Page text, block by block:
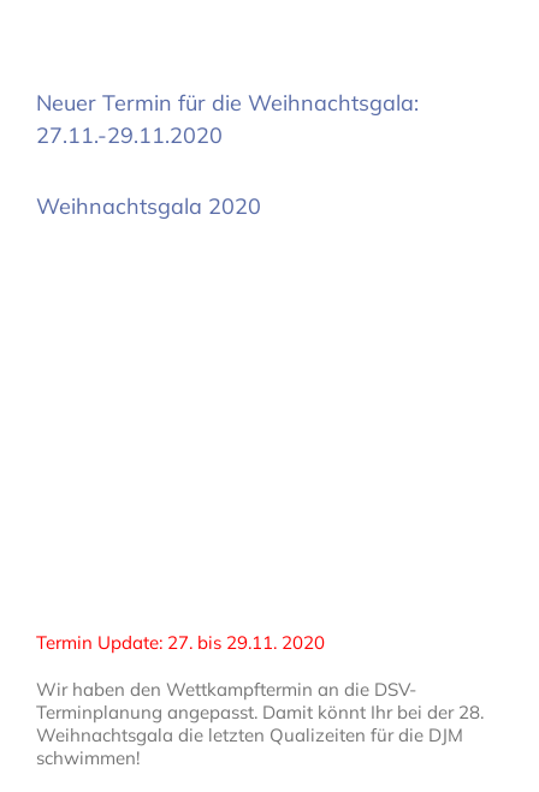
Neuer Termin für die Weihnachtsgala:
27.11.-29.11.2020
Weihnachtsgala 2020
Termin Update: 27. bis 29.11. 2020
Wir haben den Wettkampftermin an die DSV-
Terminplanung angepasst. Damit könnt Ihr bei der 28.
Weihnachtsgala die letzten Qualizeiten für die DJM
schwimmen!